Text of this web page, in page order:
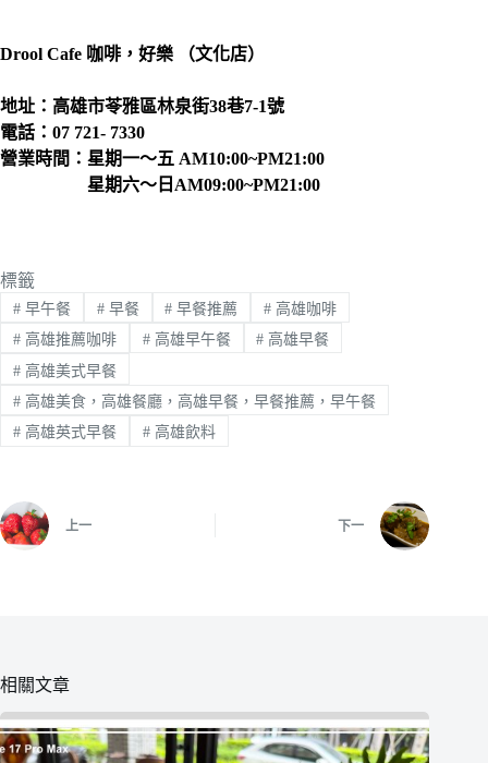
Drool Cafe 咖啡，好樂 （文化店）
地址：高雄市苓雅區林泉街38巷7-1號
電話：07 721- 7330
營業時間：星期一～五 AM10:00~PM21:00
星期六～日AM09:00~PM21:00
標籤
#早午餐 #早餐 # 早餐推薦 # 高雄咖啡
#高雄推薦咖啡 #高雄早午餐 # 高雄早餐
#高雄美式早餐
#高雄美食，高雄餐廳，高雄早餐，早餐推薦，早午餐
#高雄英式早餐 #高雄飲料
上一 下一
相關文章